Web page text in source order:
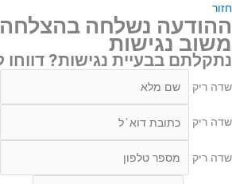
חזור
ההודעה נשלחה
משוב נגישות
נתקלתם בבעיית נגישות? דווחו
שדה ריק
שדה ריק
שדה ריק